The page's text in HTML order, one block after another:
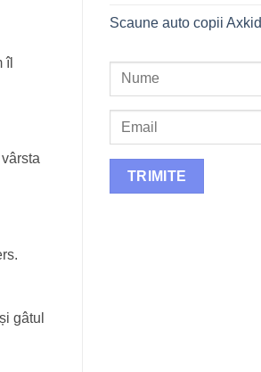
îl
gâtul
Scaune auto copii Axkid